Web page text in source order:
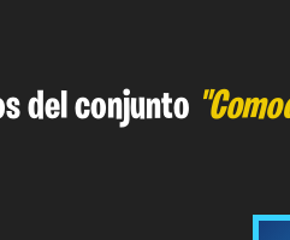
del conjunto